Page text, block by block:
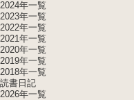
2024年一覧
2023年一覧
2022年一覧
2021年一覧
2020年一覧
2019年一覧
2018年一覧
読書日記
2026年一覧